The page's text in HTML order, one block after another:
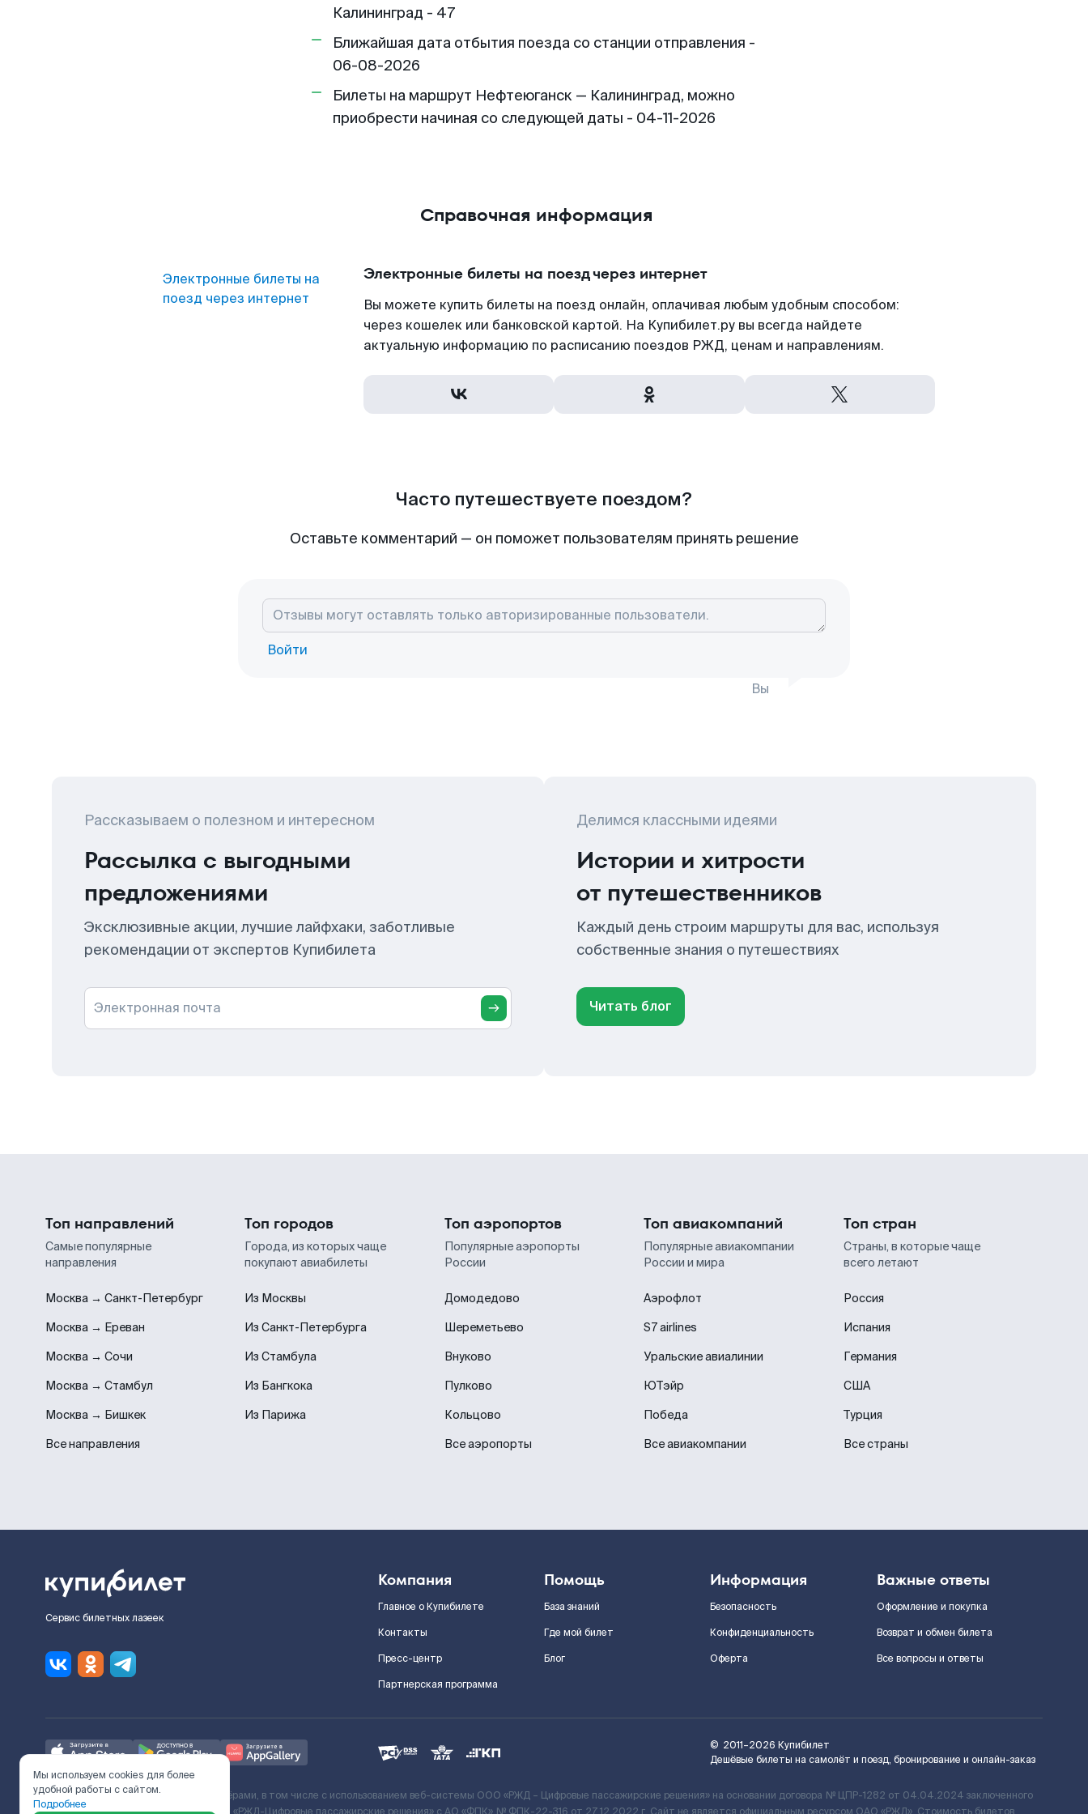
Калининград - 47
Ближайшая дата отбытия поезда со станции отправления -
06-08-2026
Билеты на маршрут Нефтеюганск — Калининград, можно
приобрести начиная со следующей даты - 04-11-2026
Справочная информация
Электронные билеты на
поезд через интернет
Электронные билеты на поезд через интернет
Вы можете купить билеты на поезд онлайн, оплачивая любым удобным способом:
через кошелек или банковской картой. На Купибилет.ру вы всегда найдете
актуальную информацию по расписанию поездов РЖД, ценам и направлениям.
Часто путешествуете поездом?
Оставьте комментарий — он поможет пользователям принять решение
Войти
Вы
Рассказываем о полезном и интересном
Рассылка с выгодными
предложениями
Эксклюзивные акции, лучшие лайфхаки, заботливые
рекомендации от экспертов Купибилета
Электронная почта
Делимся классными идеями
Истории и хитрости
от путешественников
Каждый день строим маршруты для вас, используя
собственные знания о путешествиях
Читать блог
Топ направлений
Самые популярные
направления
Москва → Санкт-Петербург
Москва → Ереван
Москва → Сочи
Москва → Стамбул
Москва → Бишкек
Все направления
Топ городов
Города, из которых чаще
покупают авиабилеты
Из Москвы
Из Санкт-Петербурга
Из Стамбула
Из Бангкока
Из Парижа
Топ аэропортов
Популярные аэропорты
России
Домодедово
Шереметьево
Внуково
Пулково
Кольцово
Все аэропорты
Топ авиакомпаний
Популярные авиакомпании
России и мира
Аэрофлот
S7 airlines
Уральские авиалинии
ЮТэйр
Победа
Все авиакомпании
Топ стран
Страны, в которые чаще
всего летают
Россия
Испания
Германия
США
Турция
Все страны
Сервис билетных лазеек
Компания
Главное о Купибилете
Контакты
Пресс-центр
Партнерская программа
Помощь
База знаний
Где мой билет
Блог
Информация
Безопасность
Конфиденциальность
Оферта
Важные ответы
Оформление и покупка
Возврат и обмен билета
Все вопросы и ответы
© 2011–2026 Купибилет
Дешёвые билеты на самолёт и поезд, бронирование и онлайн-заказ
Ж/Д билеты предоставляются партнёрами, в том числе с использованием веб-системы ООО «РЖД – Цифровые пассажирские решения» на основании договора № ЦПР-1282 от 04.04.2024 заключенного
Мы используем cookies для более
удобной работы с сайтом.
Подробнее